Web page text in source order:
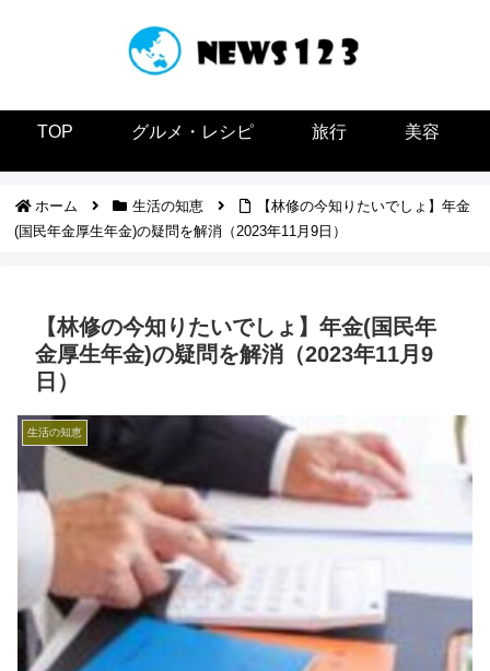
TOP グルメ・レシピ 旅行 美容
ホーム 生活の知恵
【林修の今知りたいでしょ】年金
(国民年金厚生年金)の疑問を解消（2023年11月9日）
【林修の今知りたいでしょ】年金(国民年
金厚生年金)の疑問を解消（2023年11月9
日）
生活の知恵